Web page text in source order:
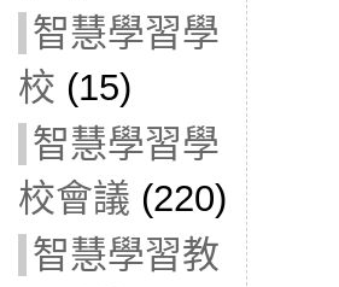
智慧學習學
校 (15)
智慧學習學
校會議 (220)
智慧學習教